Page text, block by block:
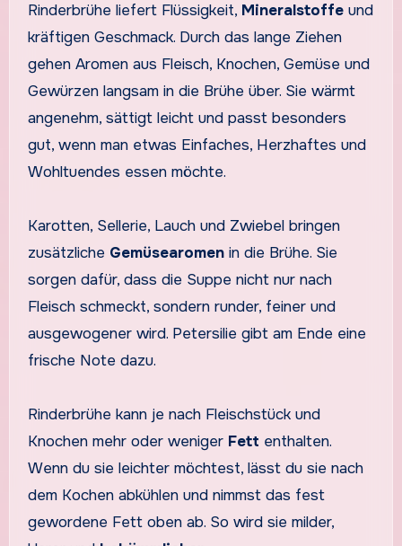
Rinderbrühe liefert Flüssigkeit, Mineralstoffeund
kräftigen Geschmack. Durch das lange Ziehen
gehen Aromen aus Fleisch, Knochen, Gemüse und
Gewürzen langsam in die Brühe über. Sie wärmt
angenehm, sättigt leicht und passt besonders
gut, wenn man etwas Einfaches, Herzhaftes und
Wohltuendes essen möchte.
Karotten, Sellerie, Lauch und Zwiebel bringen
zusätzliche Gemüsearomenin die Brühe. Sie
sorgen dafür, dass die Suppe nicht nur nach
Fleisch schmeckt, sondern runder, feiner und
ausgewogener wird. Petersilie gibt am Ende eine
frische Note dazu.
Rinderbrühe kann je nach Fleischstück und
Knochen mehr oder weniger Fett enthalten.
Wenn du sie leichter möchtest, lässt du sie nach
dem Kochen abkühlen und nimmst das fest
gewordene Fett oben ab. So wird sie milder,